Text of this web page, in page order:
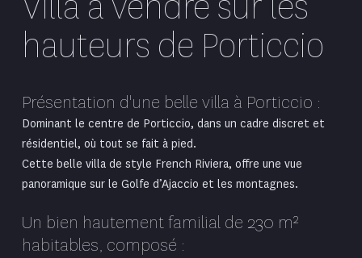
hauteurs de Porticcio
Présentation d'une belle villa à Porticcio :
Dominant le centre de Porticcio, dans un cadre discret et
résidentiel, où tout se fait à pied.
Cette belle villa de style French Riviera, offre une vue
panoramique sur le Golfe d’Ajaccio et les montagnes.
Un bien hautement familial de 230 m²
habitables, composé :